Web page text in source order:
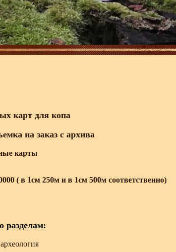
карт для копа
на заказ с архива
карты
( в 1см 250м и в 1см 500м соответственно)
разделам: